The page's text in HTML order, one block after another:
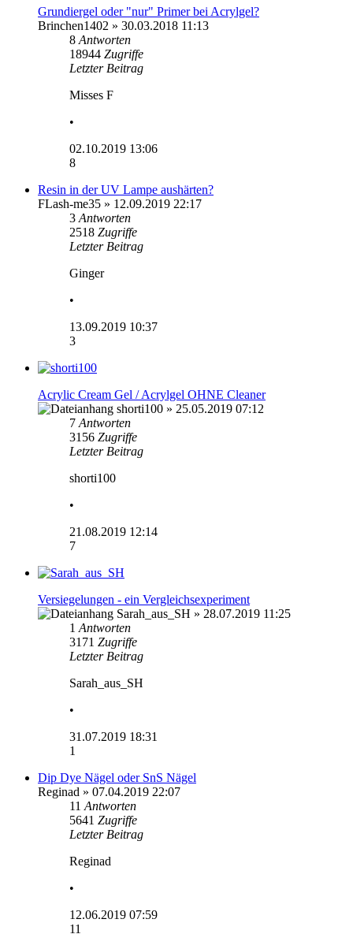
Grundiergel oder "nur" Primer bei Acrylgel?
Brinchen1402 » 30.03.2018 11:13
8 Antworten
18944 Zugriffe
Letzter Beitrag
Misses F
•
02.10.2019 13:06
8
Resin in der UV Lampe aushärten?
FLash-me35 » 12.09.2019 22:17
3 Antworten
2518 Zugriffe
Letzter Beitrag
Ginger
•
13.09.2019 10:37
3
Acrylic Cream Gel / Acrylgel OHNE Cleaner
shorti100 » 25.05.2019 07:12
7 Antworten
3156 Zugriffe
Letzter Beitrag
shorti100
•
21.08.2019 12:14
7
Versiegelungen - ein Vergleichsexperiment
Sarah_aus_SH » 28.07.2019 11:25
1 Antworten
3171 Zugriffe
Letzter Beitrag
Sarah_aus_SH
•
31.07.2019 18:31
1
Dip Dye Nägel oder SnS Nägel
Reginad » 07.04.2019 22:07
11 Antworten
5641 Zugriffe
Letzter Beitrag
Reginad
•
12.06.2019 07:59
11